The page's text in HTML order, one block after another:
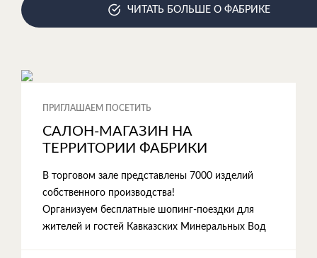
ЧИТАТЬ БОЛЬШЕ О ФАБРИКЕ
ПРИГЛАШАЕМ ПОСЕТИТЬ
САЛОН-МАГАЗИН НА
ТЕРРИТОРИИ ФАБРИКИ
В торговом зале представлены 7000 изделий
собственного производства!
Организуем бесплатные шопинг-поездки для
жителей и гостей Кавказских Минеральных Вод